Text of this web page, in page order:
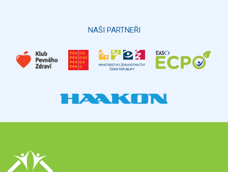
NAŠI PARTNEŘI